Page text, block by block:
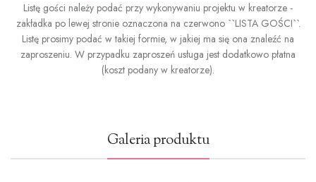
Listę gości należy podać przy wykonywaniu projektu w kreatorze -
zakładka po lewej stronie oznaczona na czerwono ``LISTA GOŚCI``.
Listę prosimy podać w takiej formie, w jakiej ma się ona znaleźć na
zaproszeniu. W przypadku zaproszeń usługa jest dodatkowo płatna
(koszt podany w kreatorze).
Galeria produktu